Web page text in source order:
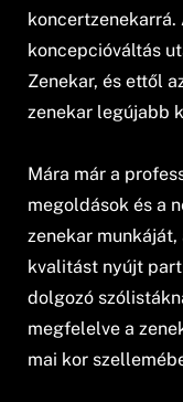
koncepcióváltás
Zenekar, és ettől
zenekar legújabb
Mára már a
megoldások és a
zenekar
kvalitást nyújt
dolgozó
megfelelve a
mai kor